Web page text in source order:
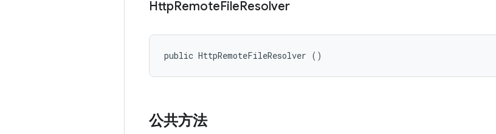
HttpRemoteFileResolver
public HttpRemoteFileResolver ()
公共方法